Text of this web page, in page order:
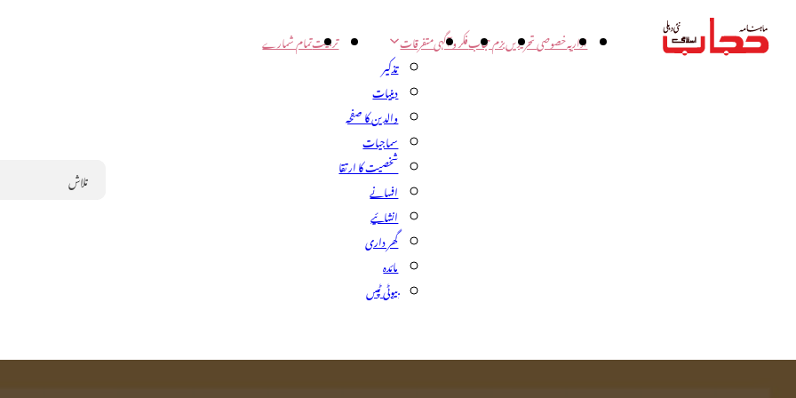
اداریہخصوصی تحریریںبزم حجابفکر و آگہیمتفرقات
تذکیر
دینیات
والدین کا صفحہ
سماجیات
شخصیت کا ارتقا
افسانے
انشائیے
گھر داری
مائدہ
بیوٹی ٹپس
تربیتتمام شمارے
Search